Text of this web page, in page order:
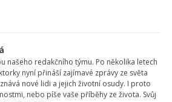
našeho redakčního týmu. Po několika letech
nyní přináší zajímavé zprávy ze světa
nové lidi a jejich životní osudy. I proto
nebo píše vaše příběhy ze života. Svůj